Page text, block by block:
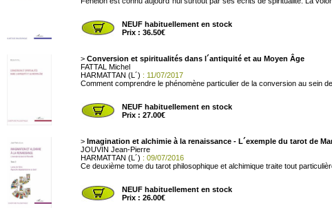
NEUF habituellement en stock
Prix : 36.50€
> Conversion et spiritualités dans l´antiquité et au Moyen Âge
FATTAL Michel
HARMATTAN (L´) : 11/07/2017
Comment comprendre le phénomène particulier de la conversion au sein
NEUF habituellement en stock
Prix : 27.00€
> Imagination et alchimie à la renaissance - L´exemple du tarot de
JOUVIN Jean-Pierre
HARMATTAN (L´) : 09/07/2016
Ce deuxième tome du tarot philosophique et alchimique traite tout
NEUF habituellement en stock
Prix : 26.00€